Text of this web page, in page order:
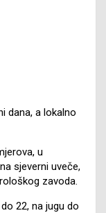
dana, a lokalno
u
sjeverni uveče,
zavoda.
22, na jugu do